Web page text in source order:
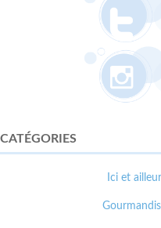
CATÉGORIES
Ici et